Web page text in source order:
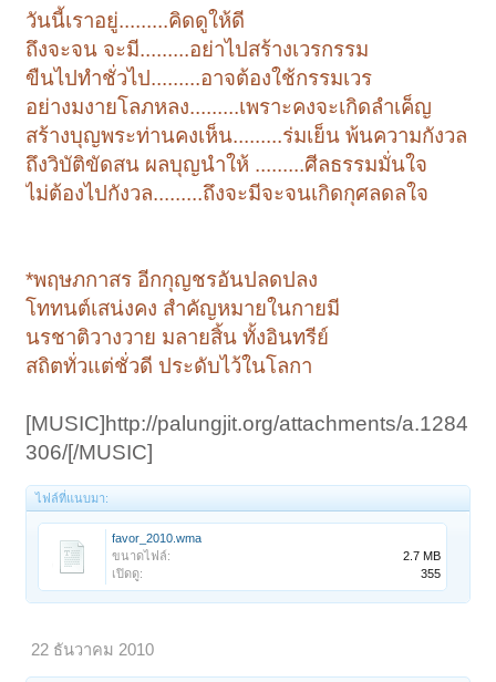
วันนี้เราอยู่.........คิดดูให้ดี
ถึงจะจน จะมี.........อย่าไปสร้างเวรกรรม
ขืนไปทำชั่วไป.........อาจต้องใช้กรรมเวร
อย่างมงายโลภหลง.........เพราะคงจะเกิดลำเค็ญ
สร้างบุญพระท่านคงเห็น.........ร่มเย็น พ้นความกังวล
ถึงวิบัติขัดสน ผลบุญนำให้ .........ศีลธรรมมั่นใจ
ไม่ต้องไปกังวล.........ถึงจะมีจะจนเกิดกุศลดลใจ
*พฤษภกาสร อีกกุญชรอันปลดปลง
โททนต์เสน่งคง สำคัญหมายในกายมี
นรชาติวางวาย มลายสิ้น ทั้งอินทรีย์
สถิตทั่วแต่ชั่วดี ประดับไว้ในโลกา
[MUSIC]http://palungjit.org/attachments/a.1284
306/[/MUSIC]
ไฟล์ที่แนบมา:
favor_2010.wma
ขนาดไฟล์:
2.7 MB
เปิดดู:
355
22 ธันวาคม 2010